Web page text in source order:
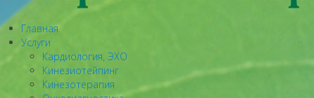
Главная
Услуги
Кардиология, ЭХО
Кинезиотейпинг
Кинезотерапия